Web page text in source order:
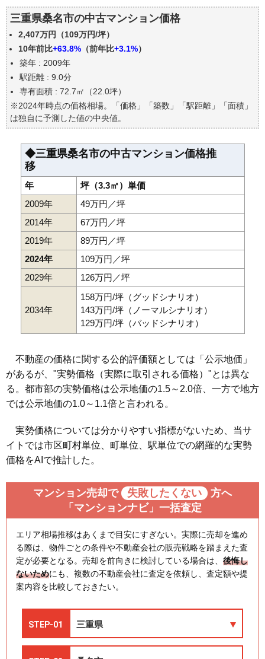
築年数で価格はどうなる？
三重県桑名市の中古マンションの過去の売買事例
公示地価はいくら
エリアの将来性を人口予想から検討しよう
自分の年収でいくらの不動産が買える？
三重県桑名市の中古マンション価格
2,407万円（109万円/坪）
10年前比+63.8% （前年比+3.1%）
築年 : 2009年
駅距離 : 9.0分
専有面積 : 72.7㎡（22.0坪）
※2024年時点の価格相場。「価格」「築数」「駅距離」「面積」
は独自に予測した値の中央値。
◆三重県桑名市の中古マンション価格推
移
年
坪（3.3㎡）単価
2009年
49万円／坪
2014年
67万円／坪
2019年
89万円／坪
2024年
109万円／坪
2029年
126万円／坪
2034年
158万円/坪（グッドシナリオ）
143万円/坪（ノーマルシナリオ）
129万円/坪（バッドシナリオ）
不動産の価格に関する公的評価額としては「公示地価」
があるが、"実勢価格（実際に取引される価格）"とは異な
る。都市部の実勢価格は公示地価の1.5～2.0倍、一方で地方
では公示地価の1.0～1.1倍と言われる。
実勢価格については分かりやすい指標がないため、当サ
イトでは市区町村単位、町単位、駅単位での網羅的な実勢
価格をAIで推計した。
マンション売却で 失敗したくない
方へ
「マンションナビ」一括査定
エリア相場推移はあくまで目安にすぎない。実際に売却を進め
る際は、物件ごとの条件や不動産会社の販売戦略を踏まえた査
定が必要となる。売却を前向きに検討している場合は、 後悔し
ないためにも、複数の不動産会社に査定を依頼し、査定額や提
案内容を比較しておきたい。